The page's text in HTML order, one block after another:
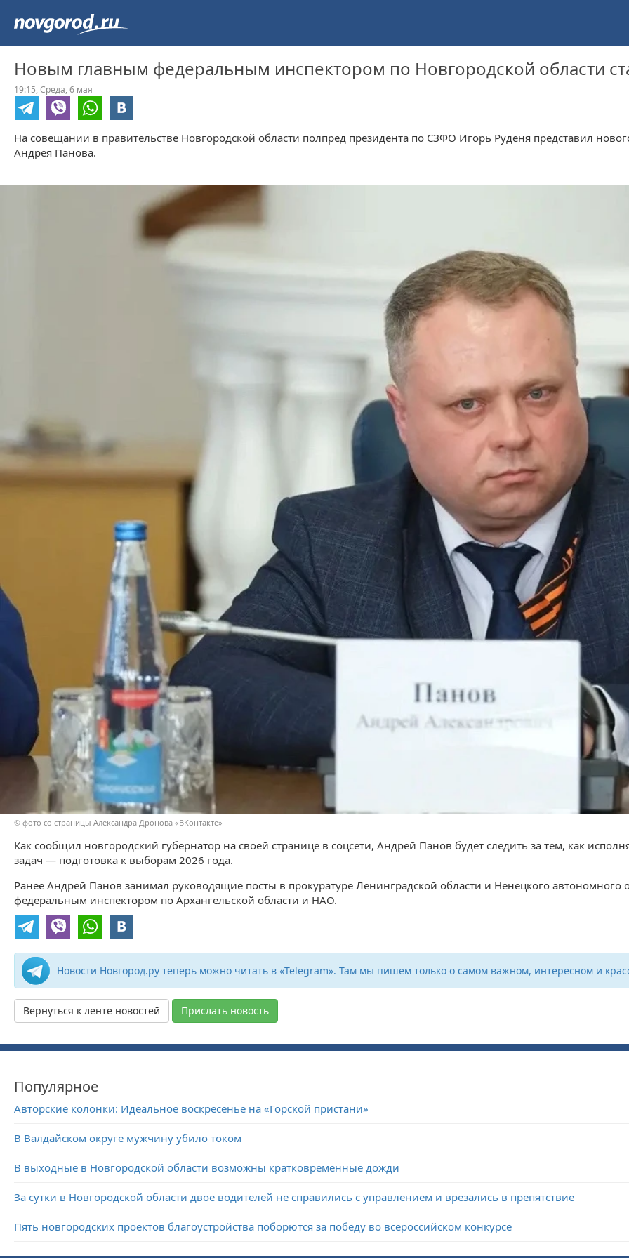
Новым главным федеральным инспектором по Новгородской области
19:15, Среда, 6 мая
На совещании в правительстве Новгородской области полпред президента по СЗФО Игорь Руденя представил
Андрея Панова.
© фото со страницы Александра Дронова «ВКонтакте»
Как сообщил новгородский губернатор на своей странице в соцсети, Андрей Панов будет следить за тем, как
задач — подготовка к выборам 2026 года.
Ранее Андрей Панов занимал руководящие посты в прокуратуре Ленинградской области и Ненецкого автономного
федеральным инспектором по Архангельской области и НАО.
Новости Новгород.ру теперь можно читать в «Telegram». Там мы пишем только о самом важном, интересном и
Вернуться к ленте новостей Прислать новость
Популярное
Авторские колонки: Идеальное воскресенье на «Горской пристани»
В Валдайском округе мужчину убило током
В выходные в Новгородской области возможны кратковременные дожди
За сутки в Новгородской области двое водителей не справились с управлением и врезались в препятствие
Пять новгородских проектов благоустройства поборются за победу во всероссийском конкурсе